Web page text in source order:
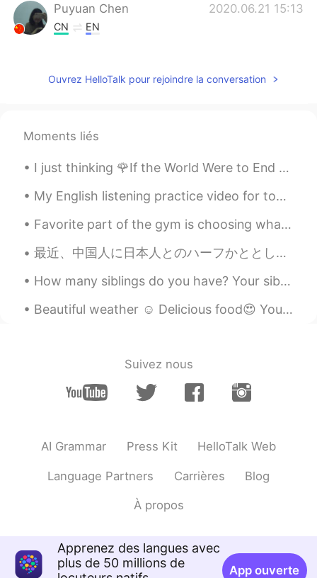
Puyuan Chen 2020.06.21 15:13
CN EN
Zi zhi Qu (not ji zi qu)自治区 fong
ni）便宜
.... 2020.06.21 15:12
有（yǒu）名，城（chéng）市，自（zì）治
区，风（fēng）景，穿（chuān）过，漓
CN EN
Ouvrez HelloTalk pour rejoindre la conversation
Moments liés
I just thinking 🌹If the World Were to End Tomorrow, What Would You Do Today?🌹 about me ..I actua...
My English listening practice video for today is a story about the time I found a young woman pas...
Favorite part of the gym is choosing what to wear 👟👚🏋🏻‍♀️🧘🏻‍♂️🥊 What’s your favorite athletic br...
最近、中国人に日本人とのハーフかととして勘違いされてる😂 数日前、中国語の先生に親は日本人ですか？と聞かれたんや笑 日本人っぽい名前か？、日本語の訛りがちょっとあるか？、漢字読めるからか？よくわ...
How many siblings do you have? Your siblings are your brothers and sisters. If someone asks yo...
Beautiful weather ☺ Delicious food😍 You are all invited to my cook out😁😌 BYOB...Have you h...
Suivez nous
AI Grammar Press Kit HelloTalk Web
Language Partners Carrières Blog
À propos
Apprenez des langues avec
plus de 50 millions de
App ouverte